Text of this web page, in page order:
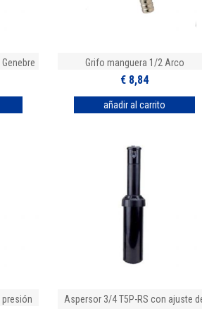
Grifo manguera 1/2 Arco
€ 8,84
presión
Aspersor 3/4 T5P-RS con ajuste